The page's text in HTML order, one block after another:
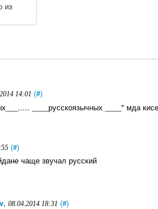
из
14:01 (#)
____русскоязычных ____" мда
(#)
чаще звучал русский
,08.04.2014 18:31 (#)